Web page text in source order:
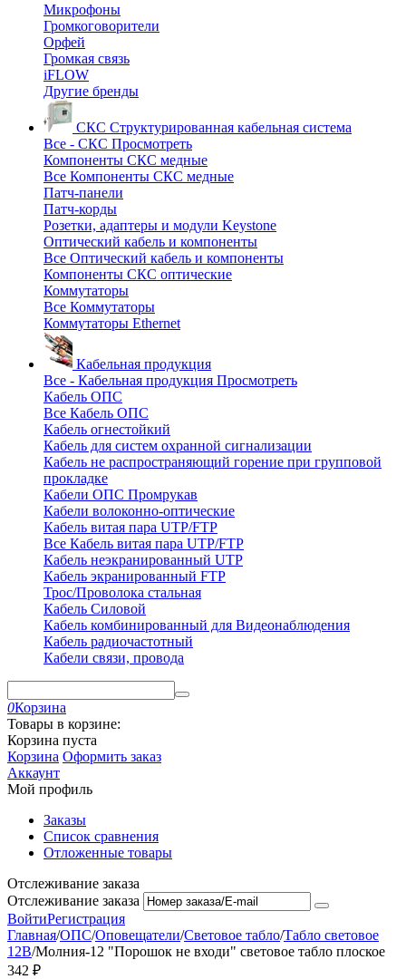
Микрофоны
Громкоговорители
Орфей
Громкая связь
iFLOW
Другие бренды
СКС Структурированная кабельная система
Все - СКС Просмотреть
Компоненты СКС медные
Все Компоненты СКС медные
Патч-панели
Патч-корды
Розетки, адаптеры и модули Keystone
Оптический кабель и компоненты
Все Оптический кабель и компоненты
Компоненты СКС оптические
Коммутаторы
Все Коммутаторы
Коммутаторы Ethernet
Кабельная продукция
Все - Кабельная продукция Просмотреть
Кабель ОПС
Все Кабель ОПС
Кабель огнестойкий
Кабель для систем охранной сигнализации
Кабель не распространяющий горение при групповой
прокладке
Кабели ОПС Промрукав
Кабели волоконно-оптические
Кабель витая пара UTP/FTP
Все Кабель витая пара UTP/FTP
Кабель неэкранированный UTP
Кабель экранированный FTP
Трос/Проволока стальная
Кабель Силовой
Кабель комбинированный для Видеонаблюдения
Кабель радиочастотный
Кабели связи, провода
0Корзина
Товары в корзине:
Корзина пуста
Корзина Оформить заказ
Аккаунт
Мой профиль
Заказы
Список сравнения
Отложенные товары
Отслеживание заказа
Отслеживание заказа
ВойтиРегистрация
Главная/ОПС/Оповещатели/Световое табло/Табло световое
12В/Молния-12 "Порошок не входи" световое табло плоское
‍342‍ ₽